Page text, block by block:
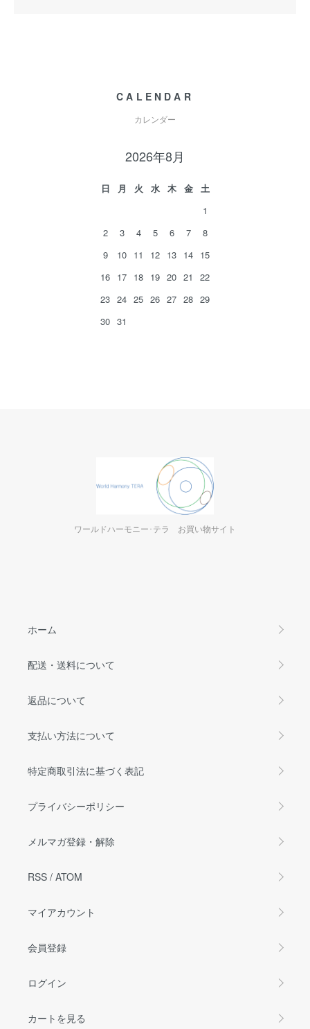
CALENDAR
カレンダー
2026年8月
日 月 火 水 木 金
土
1
2
3 4 5 6 7
8
9
10 11 12 13 14 15
16 17 18 19 20 21
22
23 24 25 26 27 28 29
30 31
ワールドハーモニー･テラ お買い物サイト
ホーム
配送・送料について
返品について
支払い方法について
特定商取引法に基づく表記
プライバシーポリシー
メルマガ登録・解除
RSS / ATOM
マイアカウント
会員登録
ログイン
カートを見る